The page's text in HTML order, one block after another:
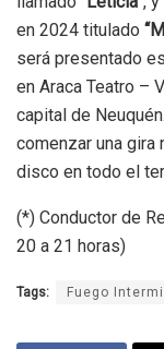
en 2024 titulado
será presentado
en Araca Teatro –
capital de
comenzar una gira
disco en todo el
(*) Conductor de
20 a 21 horas)
Tags: Fuego